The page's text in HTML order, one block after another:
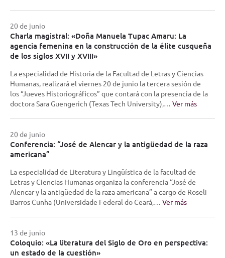
20 de junio
Charla magistral: «Doña Manuela Tupac Amaru: La
agencia femenina en la construcción de la élite cusqueña
de los siglos XVII y XVIII»
La especialidad de Historia de la Facultad de Letras y Ciencias
Humanas, realizará el viernes 20 de junio la tercera sesión de
los “Jueves Historiográficos” que contará con la presencia de la
doctora Sara Guengerich (Texas Tech University),… Ver más
20 de junio
Conferencia: “José de Alencar y la antigüedad de la raza
americana”
La especialidad de Literatura y Lingüística de la facultad de
Letras y Ciencias Humanas organiza la conferencia “José de
Alencar y la antigüedad de la raza americana” a cargo de Roseli
Barros Cunha (Universidade Federal do Ceará,… Ver más
13 de junio
Coloquio: «La literatura del Siglo de Oro en perspectiva:
un estado de la cuestión»